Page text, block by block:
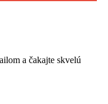
a čakajte skvelú